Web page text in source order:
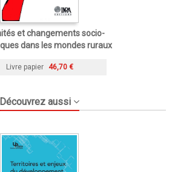
et changements socio-
dans les mondes ruraux
Livre papier 46,70 €
Découvrez aussi